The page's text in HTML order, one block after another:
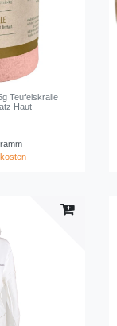
Teufelskralle
Haut